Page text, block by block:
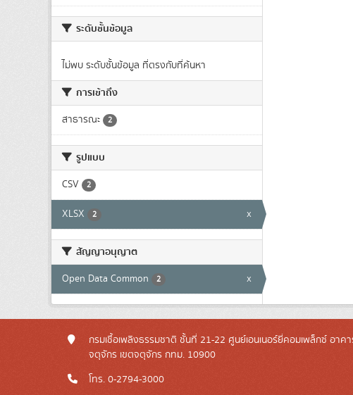
ระดับชั้นข้อมูล
ไม่พบ ระดับชั้นข้อมูล ที่ตรงกับที่ค้นหา
การเข้าถึง
สาธารณะ 2
รูปแบบ
CSV 2
XLSX 2 x
สัญญาอนุญาต
Open Data Common 2 x
กรมเชื้อเพลิงธรรมชาติ ชั้นที่ 21-22 ศูนย์เอนเนอร์ยี่คอมเพล็กซ์ อา
จตุจักร เขตจตุจักร กทม. 10900
โทร. 0-2794-3000